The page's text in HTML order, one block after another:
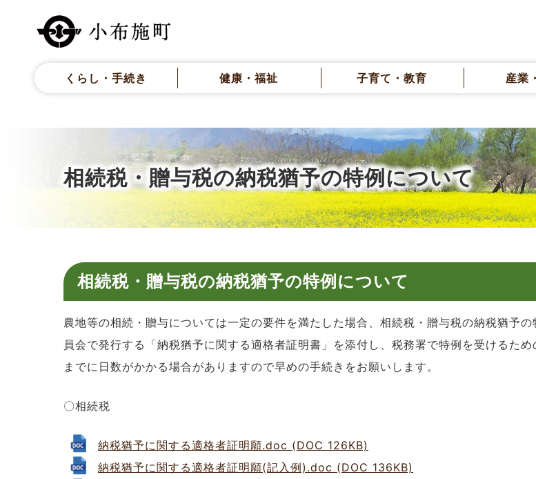
くらし・手続き 健康・福祉 子育て・教育 産業
相続税・贈与税の納税猶予の特例について
相続税・贈与税の納税猶予の特例について
農地等の相続・贈与については一定の要件を満たした場合、相続税・贈与税の納税猶予
員会で発行する「納税猶予に関する適格者証明書」を添付し、税務署で特例を受けるた
までに日数がかかる場合がありますので早めの手続きをお願いします。
〇相続税
納税猶予に関する適格者証明願.doc (DOC 126KB)
納税猶予に関する適格者証明願(記入例).doc (DOC 136KB)